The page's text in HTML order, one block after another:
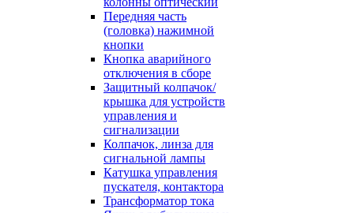
Передняя часть
(головка) нажимной
кнопки
Кнопка аварийного
отключения в сборе
Защитный колпачок/
крышка для устройств
управления и
сигнализации
Колпачок, линза для
сигнальной лампы
Катушка управления
пускателя, контактора
Трансформатор тока